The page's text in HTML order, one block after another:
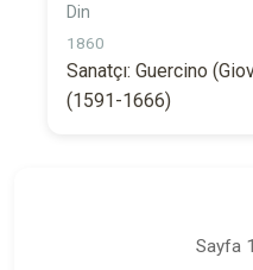
Din
1860
Sanatçı: Guercino
(1591-1666)
Sayfa